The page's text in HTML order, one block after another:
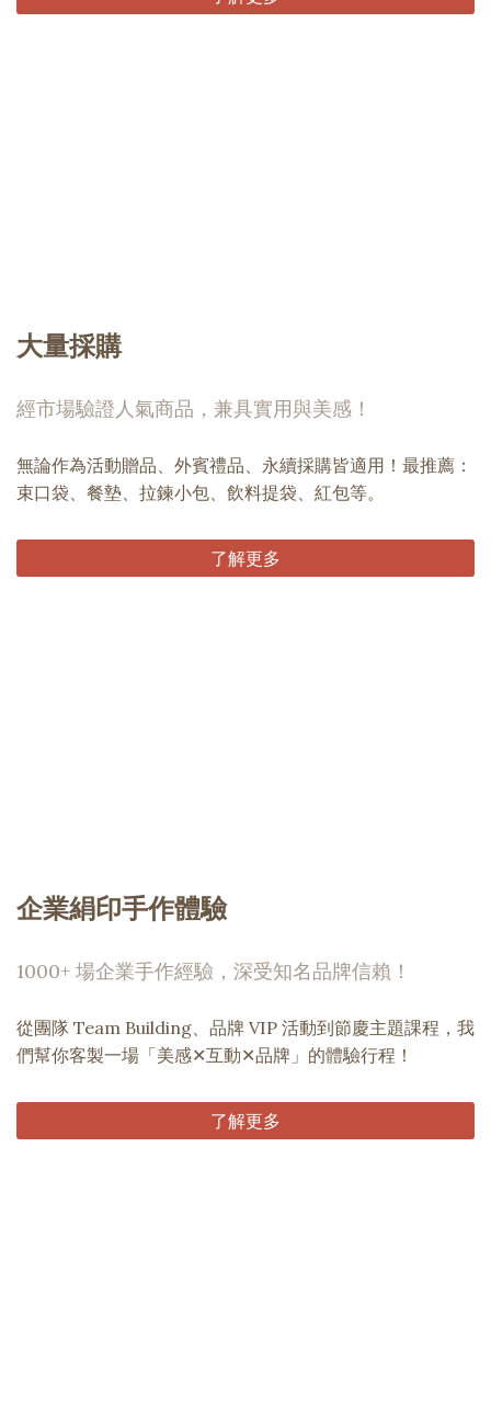
大量採購
經市場驗證人氣商品，兼具實用與美感！
無論作為活動贈品、外賓禮品、永續採購皆適用！最推薦：
束口袋、餐墊、拉鍊小包、飲料提袋、紅包等。
了解更多
企業絹印手作體驗
1000+ 場企業手作經驗，深受知名品牌信賴！
從團隊 Team Building、品牌 VIP 活動到節慶主題課程，我
們幫你客製一場「美感✕互動✕品牌」的體驗行程！
了解更多